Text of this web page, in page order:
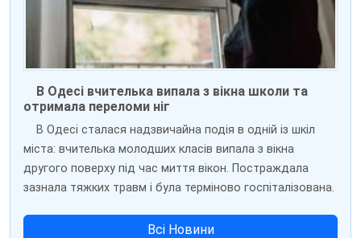
В Одесі вчителька випала з вікна школи та
отримала переломи ніг
В Одесі сталася надзвичайна подія в одній із шкіл
міста: вчителька молодших класів випала з вікна
другого поверху під час миття вікон. Постраждала
зазнала тяжких травм і була терміново госпіталізована.
Всі Новини